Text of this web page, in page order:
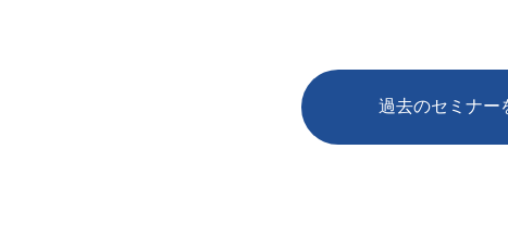
過去のセミナー